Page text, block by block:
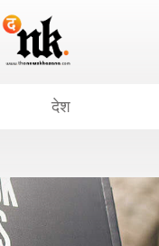
देश